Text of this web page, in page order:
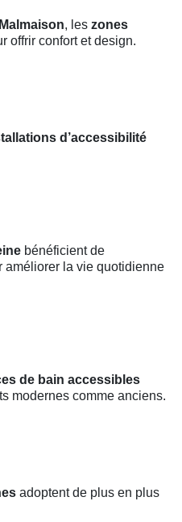
, les zones
offrir confort et design.
d’accessibilité
bénéficient de
améliorer la vie quotidienne
de bain accessibles
modernes comme anciens.
adoptent de plus en plus